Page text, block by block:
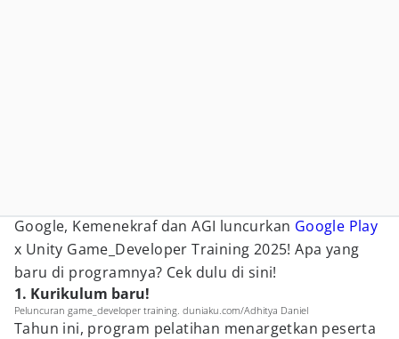
Google, Kemenekraf dan AGI luncurkan Google Play
x Unity Game_Developer Training 2025! Apa yang
baru di programnya? Cek dulu di sini!
1. Kurikulum baru!
Peluncuran game_developer training. duniaku.com/Adhitya Daniel
Tahun ini, program pelatihan menargetkan peserta